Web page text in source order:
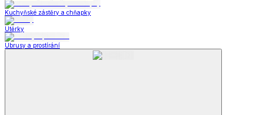
Kuchyňské zástěry a chňapky
Utěrky
Ubrusy a prostírání